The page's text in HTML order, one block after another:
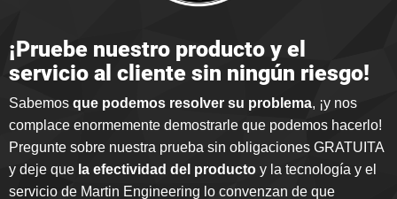
¡Pruebe nuestro producto y el
servicio al cliente sin ningún riesgo!
Sabemos que podemos resolver su problema, ¡y nos
complace enormemente demostrarle que podemos hacerlo!
Pregunte sobre nuestra prueba sin obligaciones GRATUITA
y deje que la efectividad del producto y la tecnología y el
servicio de Martin Engineering lo convenzan de que